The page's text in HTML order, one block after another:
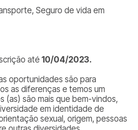
Seguro de vida em
até 10/04/2023.
oportunidades são para
as diferenças e temos um
(as) são mais que bem-vindos,
em identidade de
sexual, origem, pessoas